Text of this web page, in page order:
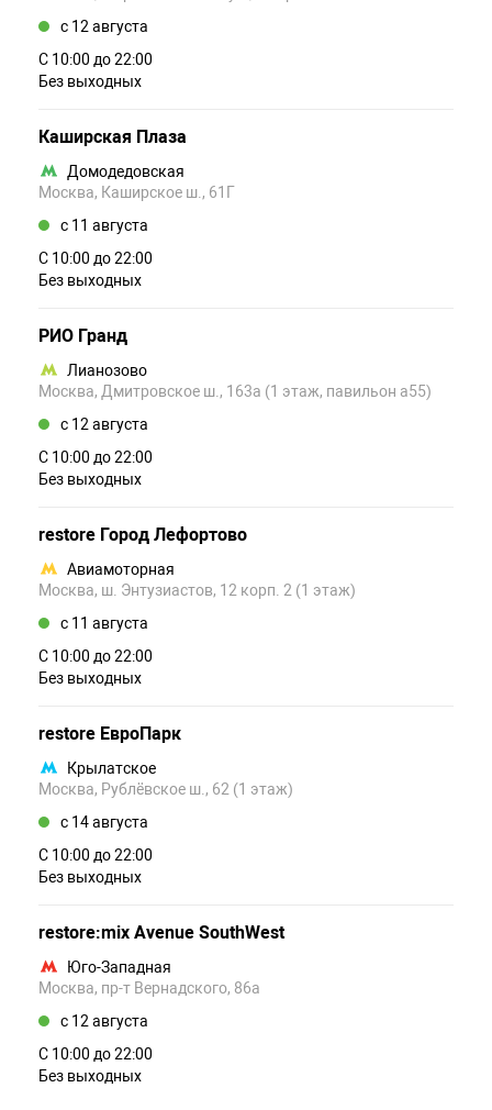
c 12 августа
С 10:00 до 22:00
Без выходных
Каширская Плаза
Домодедовская
Москва, Каширское ш., 61Г
c 11 августа
С 10:00 до 22:00
Без выходных
РИО Гранд
Лианозово
Москва, Дмитровское ш., 163а (1 этаж, павильон а55)
c 12 августа
С 10:00 до 22:00
Без выходных
restore Город Лефортово
Авиамоторная
Москва, ш. Энтузиастов, 12 корп. 2 (1 этаж)
c 11 августа
С 10:00 до 22:00
Без выходных
restore ЕвроПарк
Крылатское
Москва, Рублёвское ш., 62 (1 этаж)
c 14 августа
С 10:00 до 22:00
Без выходных
restore:mix Avenue SouthWest
Юго-Западная
Москва, пр-т Вернадского, 86а
c 12 августа
С 10:00 до 22:00
Без выходных